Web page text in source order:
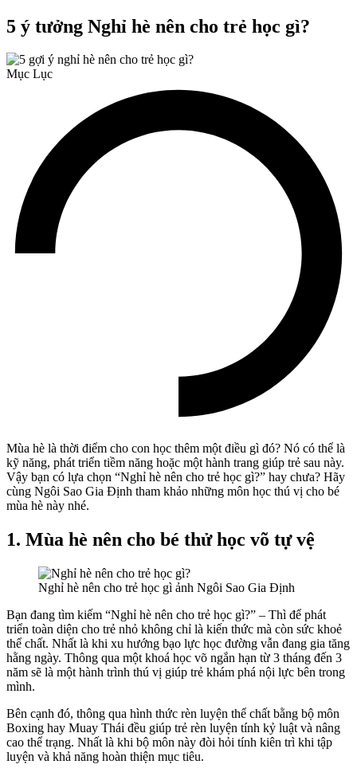
5 ý tưởng Nghỉ hè nên cho trẻ học gì?
Mục Lục
Mùa hè là thời điểm cho con học thêm một điều gì đó? Nó có thể là
kỹ năng, phát triển tiềm năng hoặc một hành trang giúp trẻ sau này.
Vậy bạn có lựa chọn “Nghỉ hè nên cho trẻ học gì?” hay chưa? Hãy
cùng Ngôi Sao Gia Định tham khảo những môn học thú vị cho bé
mùa hè này nhé.
1. Mùa hè nên cho bé thử học võ tự vệ
Nghỉ hè nên cho trẻ học gì ảnh Ngôi Sao Gia Định
Bạn đang tìm kiếm “Nghỉ hè nên cho trẻ học gì?” – Thì để phát
triển toàn diện cho trẻ nhỏ không chỉ là kiến thức mà còn sức khoẻ
thể chất. Nhất là khi xu hướng bạo lực học đường vẫn đang gia tăng
hằng ngày. Thông qua một khoá học võ ngắn hạn từ 3 tháng đến 3
năm sẽ là một hành trình thú vị giúp trẻ khám phá nội lực bên trong
mình.
Bên cạnh đó, thông qua hình thức rèn luyện thể chất bằng bộ môn
Boxing hay Muay Thái đều giúp trẻ rèn luyện tính kỷ luật và nâng
cao thể trạng. Nhất là khi bộ môn này đòi hỏi tính kiên trì khi tập
luyện và khả năng hoàn thiện mục tiêu.